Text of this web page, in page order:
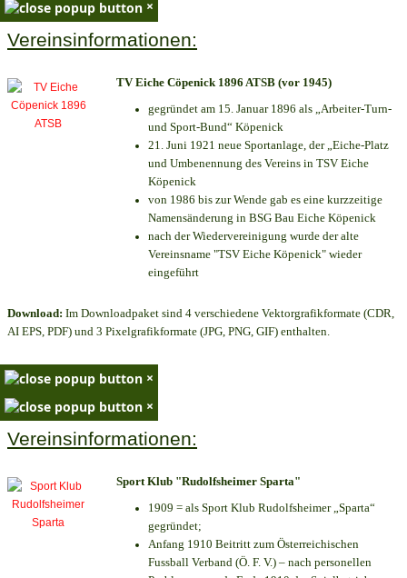
×
Vereinsinformationen:
TV Eiche Cöpenick 1896 ATSB (vor 1945)
gegründet am 15. Januar 1896 als „Arbeiter-Turn-
und Sport-Bund“ Köpenick
21. Juni 1921 neue Sportanlage, der „Eiche-Platz
und Umbenennung des Vereins in TSV Eiche
Köpenick
von 1986 bis zur Wende gab es eine kurzzeitige
Namensänderung in BSG Bau Eiche Köpenick
nach der Wiedervereinigung wurde der alte
Vereinsname "TSV Eiche Köpenick" wieder
eingeführt
Download: Im Downloadpaket sind 4 verschiedene Vektorgrafikformate (CDR,
AI EPS, PDF) und 3 Pixelgrafikformate (JPG, PNG, GIF) enthalten.
×
×
Vereinsinformationen:
Sport Klub "Rudolfsheimer Sparta"
1909 = als Sport Klub Rudolfsheimer „Sparta“
gegründet;
Anfang 1910 Beitritt zum Österreichischen
Fussball Verband (Ö. F. V.) – nach personellen